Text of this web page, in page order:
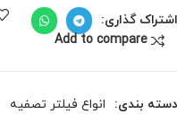
گذاری:
Add to compare
بندی: انواع فیلتر تصفیه